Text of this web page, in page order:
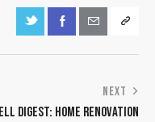
NEXT
DIGEST: HOME RENOVATION